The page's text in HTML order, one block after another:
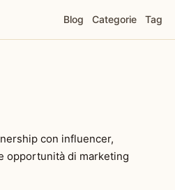
Blog Categorie Tag
con influencer,
opportunità di marketing